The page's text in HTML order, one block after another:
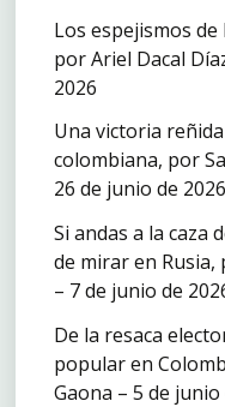
Los espejismos
por Ariel Dacal
2026
Una victoria
colombiana, por
26 de junio de 2026
Si andas a la caza
de mirar en
– 7 de junio de
De la resaca
popular en
Gaona – 5 de junio